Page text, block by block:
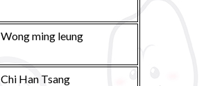
Wong ming leung
Chi Han Tsang